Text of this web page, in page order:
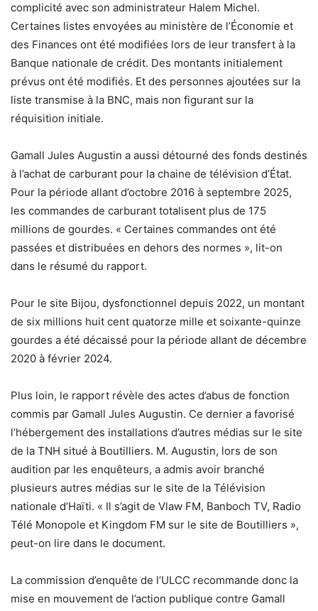
complicité avec son administrateur Halem Michel.
Certaines listes envoyées au ministère de l’Économie et
des Finances ont été modifiées lors de leur transfert à la
Banque nationale de crédit. Des montants initialement
prévus ont été modifiés. Et des personnes ajoutées sur la
liste transmise à la BNC, mais non figurant sur la
réquisition initiale.
Gamall Jules Augustin a aussi détourné des fonds destinés
à l’achat de carburant pour la chaine de télévision d’État.
Pour la période allant d’octobre 2016 à septembre 2025,
les commandes de carburant totalisent plus de 175
millions de gourdes. « Certaines commandes ont été
passées et distribuées en dehors des normes », lit-on
dans le résumé du rapport.
Pour le site Bijou, dysfonctionnel depuis 2022, un montant
de six millions huit cent quatorze mille et soixante-quinze
gourdes a été décaissé pour la période allant de décembre
2020 à février 2024.
Plus loin, le rapport révèle des actes d’abus de fonction
commis par Gamall Jules Augustin. Ce dernier a favorisé
l’hébergement des installations d’autres médias sur le site
de la TNH situé à Boutilliers. M. Augustin, lors de son
audition par les enquêteurs, a admis avoir branché
plusieurs autres médias sur le site de la Télévision
nationale d’Haïti. « Il s’agit de Vlaw FM, Banboch TV, Radio
Télé Monopole et Kingdom FM sur le site de Boutilliers »,
peut-on lire dans le document.
La commission d’enquête de l’ULCC recommande donc la
mise en mouvement de l’action publique contre Gamall